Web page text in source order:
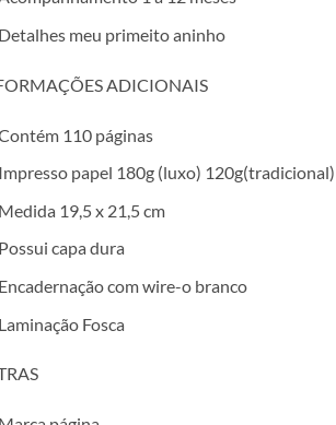
Detalhes meu primeito aninho
ADICIONAIS
110 páginas
Impresso papel 180g (luxo) 120g(tradicional)
Medida 19,5 x 21,5 cm
Possui capa dura
Encadernação com wire-o branco
Laminação Fosca